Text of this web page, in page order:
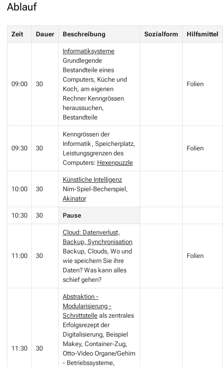
Ablauf
Zeit Dauer Beschreibung Sozialform Hilfsmittel
09:00 30
Informatiksysteme
Grundlegende
Bestandteile eines
Computers, Küche und
Koch, am eigenen
Rechner Kenngrössen
heraussuchen,
Bestandteile
Folien
09:30 30
Kenngrössen der
Informatik, Speicherplatz,
Leistungsgrenzen des
Computers: Hexenpuzzle
Folien
10:00 30
Künstliche Intelligenz
Nim-Spiel-Becherspiel,
Akinator
10:30 30 Pause
11:00 30
Cloud: Datenverlust,
Backup, Synchronisation
Backup, Clouds, Wo und
wie speichern Sie ihre
Daten? Was kann alles
schief gehen?
Folien
11:30 30
Abstraktion -
Modularisierung -
Schnittstelleals zentrales
Erfolgsrezept der
Digitalisierung, Beispiel
Makey, Container-Zug,
Otto-Video Organe/Gehirn
- Betriebssysteme,